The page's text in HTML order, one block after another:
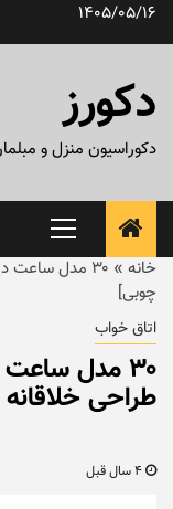
پرش1405/05/16
دکورز
دکوراسیون منزل و
منوی
اصلی
خانه »
۳۰ مدل ساعت
چوبی]
اتاق خواب
۳۰ مدل
طراحی